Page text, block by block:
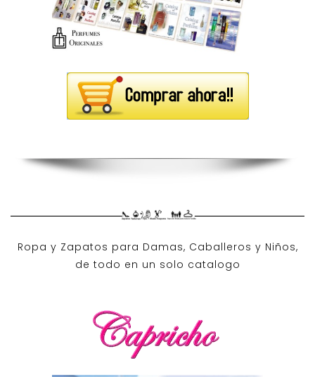
Ropa y Zapatos para Damas, Caballeros y Niños,
de todo en un solo catalogo